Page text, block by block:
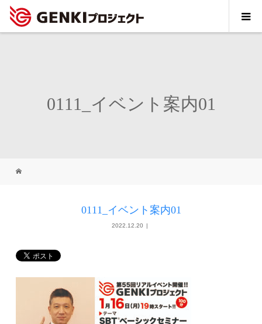
0111_イベント案内01
0111_イベント案内01
2022.12.20